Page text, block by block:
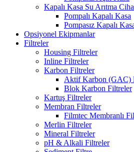
Kapalı Kasa Su Arıtma
Pompalı Kapalı Kasa
Pompasız Kapalı
Opsiyonel Ekipmanlar
Filtreler
Housing Filtreler
Inline Filtreler
Karbon Filtreler
Aktif Karbon (GAC)
Blok Karbon Filtreler
Kartuş Filtreler
Membran Filtreler
Filmtec Membranlı
Merlin Filtreler
Mineral Filtreler
pH & Alkali Filtreler